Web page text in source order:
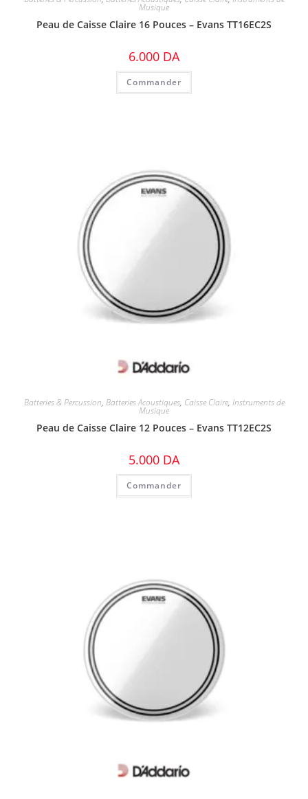
Musique
Peau de Caisse Claire 16 Pouces – Evans TT16EC2S
6.000 DA
Commander
Batteries & Percussion, Batteries Acoustiques, Caisse Claire, Instruments de
Musique
Peau de Caisse Claire 12 Pouces – Evans TT12EC2S
5.000 DA
Commander